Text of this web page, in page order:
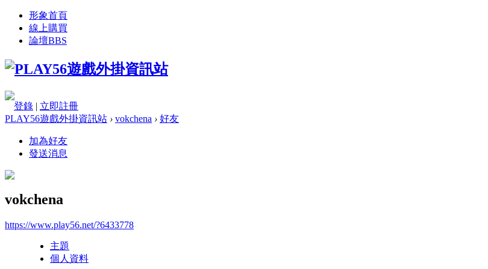
形象首頁
線上購買
論壇BBS
登錄 | 立即註冊
PLAY56遊戲外掛資訊站 › vokchena › 好友
加為好友
發送消息
vokchena
https://www.play56.net/?6433778
主題
個人資料